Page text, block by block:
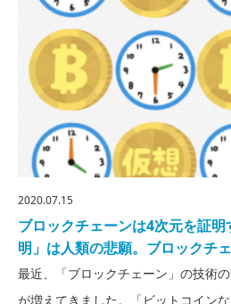
2020.07.15
ブロックチェーンは4次元を証
明」は人類の悲願。ブロックチ
最近、「ブロックチェーン」の技術
が増えてきました。「ビットコイン